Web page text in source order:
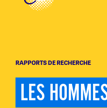
RAPPORTS DE RECHERCHE
LES